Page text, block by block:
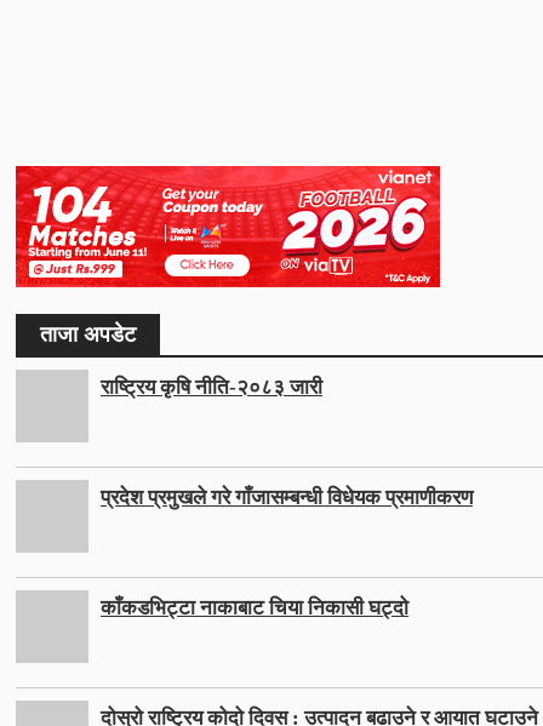
ताजा अपडेट
राष्ट्रिय कृषि नीति-२०८३ जारी
प्रदेश प्रमुखले गरे गाँजासम्बन्धी विधेयक प्रमाणीकरण
काँकडभिट्टा नाकाबाट चिया निकासी घट्दो
दोस्रो राष्ट्रिय कोदो दिवस : उत्पादन बढाउने र आयात घटाउने